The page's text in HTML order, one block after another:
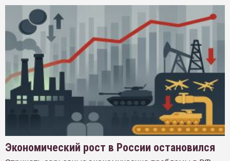
Экономический рост в России остановился